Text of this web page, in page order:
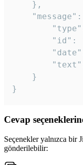
}
Cevap
Seçenekler yalnızca bir
gönderilebilir: